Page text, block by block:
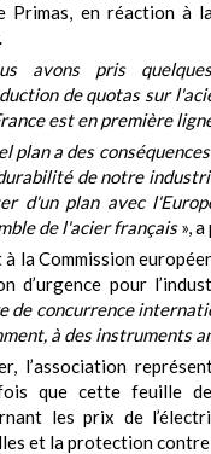
Primas, en réaction à
avons pris
de quotas sur
est en première
plan a des
de notre
d'un plan avec
de l'acier français», a
la Commission
d’urgence pour
de concurrence
à des instruments
l’association
que cette feuille
les prix de
et la protection contre